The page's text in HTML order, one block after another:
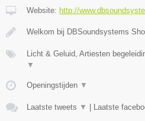
Website: http://
Welkom bij DBSoundsystems
Licht & Geluid, Artiesten
▼
Openingstijden ▼
Laatste tweets ▼ Laatste